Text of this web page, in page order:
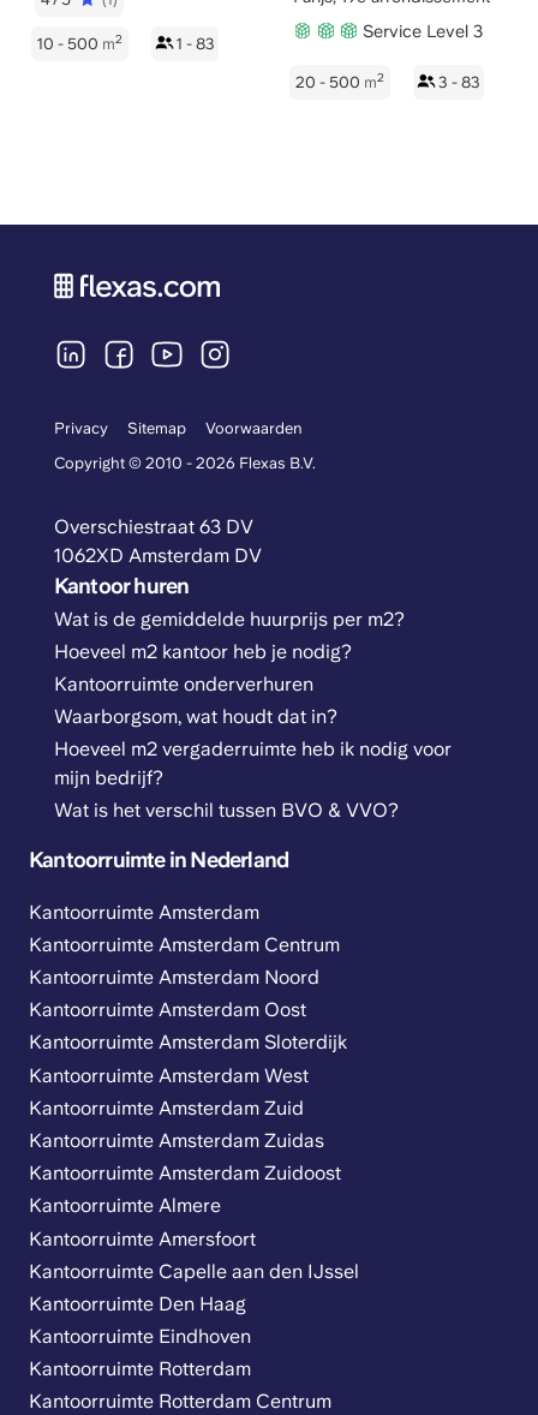
10 - 500 m2 1 - 83
Service Level 3
20 - 500 m2 3 - 83
Privacy Sitemap
Voorwaarden
Copyright © 2010 - 2026 Flexas B.V.
Overschiestraat 63 DV
1062XD Amsterdam DV
Kantoor huren
Wat is de gemiddelde huurprijs per m2?
Hoeveel m2 kantoor heb je nodig?
Kantoorruimte onderverhuren
Waarborgsom, wat houdt dat in?
Hoeveel m2 vergaderruimte heb ik nodig voor
mijn bedrijf?
Wat is het verschil tussen BVO & VVO?
Kantoorruimte in Nederland
Kantoorruimte Amsterdam
Kantoorruimte Amsterdam Centrum
Kantoorruimte Amsterdam Noord
Kantoorruimte Amsterdam Oost
Kantoorruimte Amsterdam Sloterdijk
Kantoorruimte Amsterdam West
Kantoorruimte Amsterdam Zuid
Kantoorruimte Amsterdam Zuidas
Kantoorruimte Amsterdam Zuidoost
Kantoorruimte Almere
Kantoorruimte Amersfoort
Kantoorruimte Capelle aan den IJssel
Kantoorruimte Den Haag
Kantoorruimte Eindhoven
Kantoorruimte Rotterdam
Kantoorruimte Rotterdam Centrum